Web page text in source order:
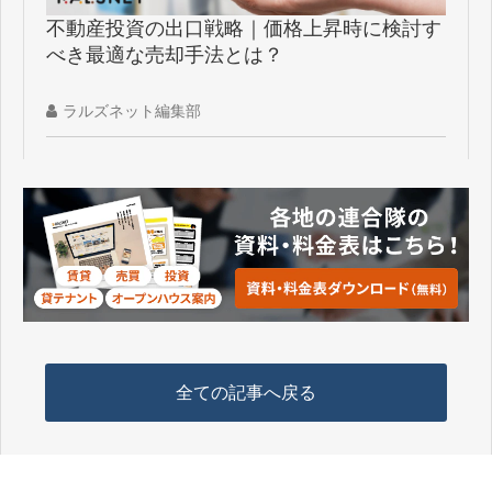
不動産投資の出口戦略｜価格上昇時に検討す
べき最適な売却手法とは？
ラルズネット編集部
全ての記事へ戻る